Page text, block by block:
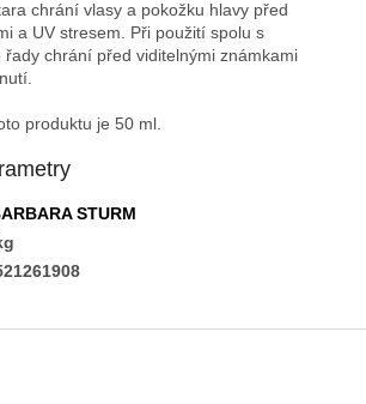
chrání vlasy a pokožku hlavy před
a UV stresem. Při použití spolu s
řady chrání před viditelnými známkami
produktu je 50 ml.
STURM